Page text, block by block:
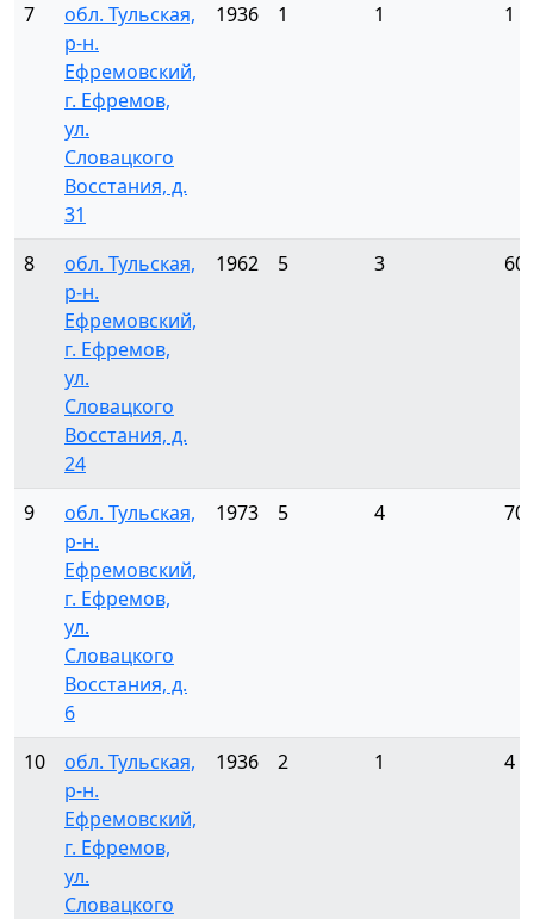
7
обл. Тульская,
р-н.
Ефремовский,
г. Ефремов,
ул.
Словацкого
Восстания, д.
31
1936 1 1 1
8
обл. Тульская,
р-н.
Ефремовский,
г. Ефремов,
ул.
Словацкого
Восстания, д.
24
1962 5 3 60
9
обл. Тульская,
р-н.
Ефремовский,
г. Ефремов,
ул.
Словацкого
Восстания, д.
6
1973 5 4 70
10
обл. Тульская,
р-н.
Ефремовский,
г. Ефремов,
ул.
Словацкого
1936 2 1 4